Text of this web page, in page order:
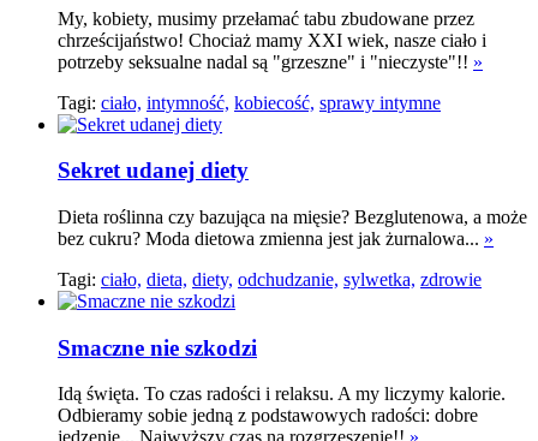
My, kobiety, musimy przełamać tabu zbudowane przez
chrześcijaństwo! Chociaż mamy XXI wiek, nasze ciało i
potrzeby seksualne nadal są "grzeszne" i "nieczyste"!! »
Tagi: ciało, intymność, kobiecość, sprawy intymne
Sekret udanej diety
Dieta roślinna czy bazująca na mięsie? Bezglutenowa, a może
bez cukru? Moda dietowa zmienna jest jak żurnalowa... »
Tagi: ciało, dieta, diety, odchudzanie, sylwetka, zdrowie
Smaczne nie szkodzi
Idą święta. To czas radości i relaksu. A my liczymy kalorie.
Odbieramy sobie jedną z podstawowych radości: dobre